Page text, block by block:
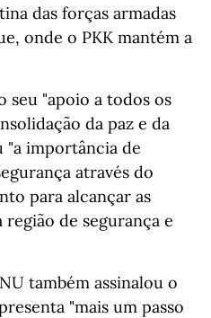
das forças armadas
onde o PKK mantém a
seu "apoio a todos os
da paz e da
"a importância de
através do
para alcançar as
região de segurança e
também assinalou o
"mais um passo